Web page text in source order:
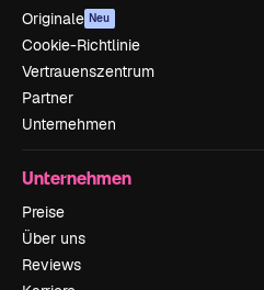
Originale Neu
Cookie-Richtlinie
Vertrauenszentrum
Partner
Unternehmen
Unternehmen
Preise
Über uns
Reviews